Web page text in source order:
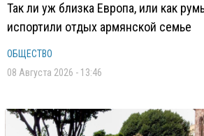
Так ли уж близка Европа, или как
испортили отдых армянской семье
ОБЩЕСТВО
08 Августа 2026 - 13:46